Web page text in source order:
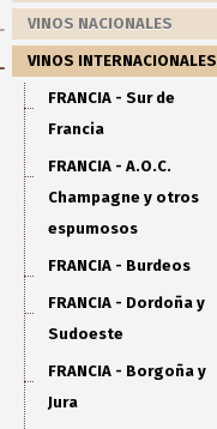
VINOS NACIONALES
VINOS INTERNACIONALES
FRANCIA - Sur de
Francia
FRANCIA - A.O.C.
Champagne y otros
espumosos
FRANCIA - Burdeos
FRANCIA - Dordoña y
Sudoeste
FRANCIA - Borgoña y
Jura